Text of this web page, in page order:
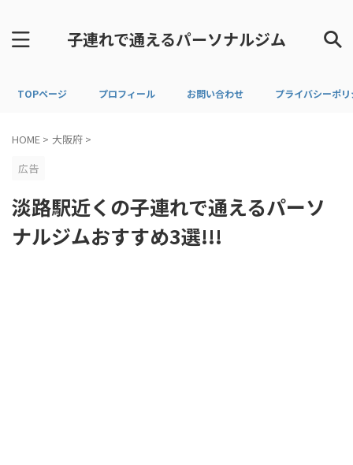
子連れで通えるパーソナルジム
TOPページ プロフィール お問い合わせ プライバシーポ
HOME > 大阪府 >
広告
淡路駅近くの子連れで通えるパーソ
ナルジムおすすめ3選!!!